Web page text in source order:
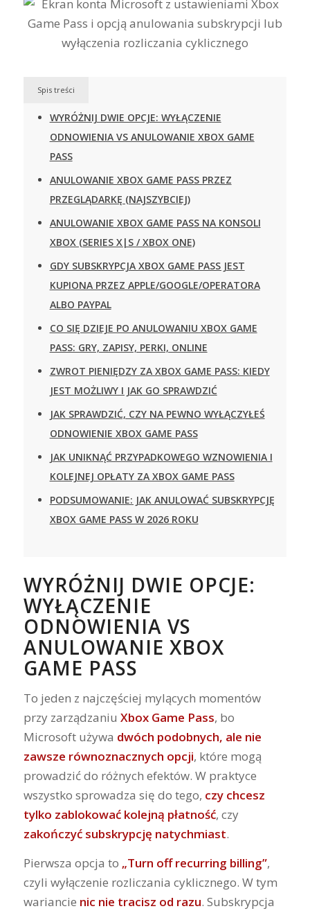
Spis treści
WYRÓŻNIJ DWIE OPCJE: WYŁĄCZENIE
ODNOWIENIA VS ANULOWANIE XBOX GAME
PASS
ANULOWANIE XBOX GAME PASS PRZEZ
PRZEGLĄDARKĘ (NAJSZYBCIEJ)
ANULOWANIE XBOX GAME PASS NA KONSOLI
XBOX (SERIES X|S / XBOX ONE)
GDY SUBSKRYPCJA XBOX GAME PASS JEST
KUPIONA PRZEZ APPLE/GOOGLE/OPERATORA
ALBO PAYPAL
CO SIĘ DZIEJE PO ANULOWANIU XBOX GAME
PASS: GRY, ZAPISY, PERKI, ONLINE
ZWROT PIENIĘDZY ZA XBOX GAME PASS: KIEDY
JEST MOŻLIWY I JAK GO SPRAWDZIĆ
JAK SPRAWDZIĆ, CZY NA PEWNO WYŁĄCZYŁEŚ
ODNOWIENIE XBOX GAME PASS
JAK UNIKNĄĆ PRZYPADKOWEGO WZNOWIENIA I
KOLEJNEJ OPŁATY ZA XBOX GAME PASS
PODSUMOWANIE: JAK ANULOWAĆ SUBSKRYPCJĘ
XBOX GAME PASS W 2026 ROKU
WYRÓŻNIJ DWIE OPCJE:
WYŁĄCZENIE
ODNOWIENIA VS
ANULOWANIE XBOX
GAME PASS
To jeden z najczęściej mylących momentów
przy zarządzaniu Xbox Game Pass, bo
Microsoft używa dwóch podobnych, ale nie
zawsze równoznacznych opcji, które mogą
prowadzić do różnych efektów. W praktyce
wszystko sprowadza się do tego, czy chcesz
tylko zablokować kolejną płatność, czy
zakończyć subskrypcję natychmiast.
Pierwsza opcja to „Turn off recurring billing”,
czyli wyłączenie rozliczania cyklicznego. W tym
wariancie nic nie tracisz od razu. Subskrypcja